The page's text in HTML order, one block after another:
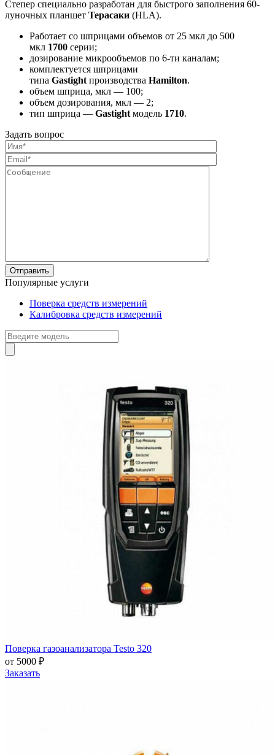
Cтепер специально разработан для быстрого заполнения 60-
луночных планшет Терасаки (HLA).
Работает со шприцами объемов от 25 мкл до 500
мкл 1700 серии;
дозирование микрообъемов по 6-ти каналам;
комплектуется шприцами
типа Gastight производства Hamilton.
объем шприца, мкл — 100;
объем дозирования, мкл — 2;
тип шприца — Gastight модель 1710.
Задать вопрос
Популярные услуги
Поверка средств измерений
Калибровка средств измерений
Поверка газоанализатора Testo 320
от 5000 ₽
Заказать